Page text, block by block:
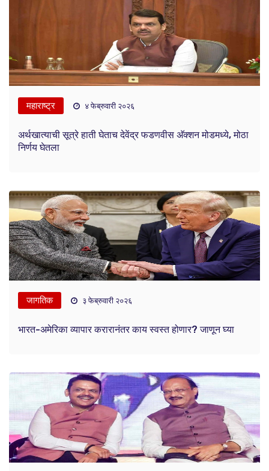
महाराष्ट्र ४ फेब्रुवारी २०२६
अर्थखात्याची सूत्रे हाती घेताच देवेंद्र फडणवीस अ‍ॅक्शन मोडमध्ये, मोठा
निर्णय घेतला
जागतिक ३ फेब्रुवारी २०२६
भारत-अमेरिका व्यापार करारानंतर काय स्वस्त होणार? जाणून घ्या